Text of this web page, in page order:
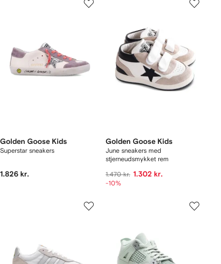
Golden Goose Kids
Superstar sneakers
1.826 kr.
Golden Goose Kids
June sneakers med
stjerneudsmykket rem
1.470 kr. 1.302 kr.
-10%